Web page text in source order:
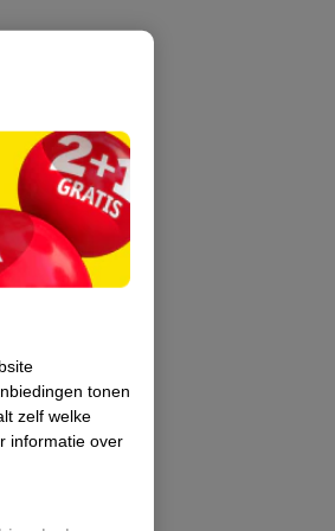
tonen
zelf welke
informatie over